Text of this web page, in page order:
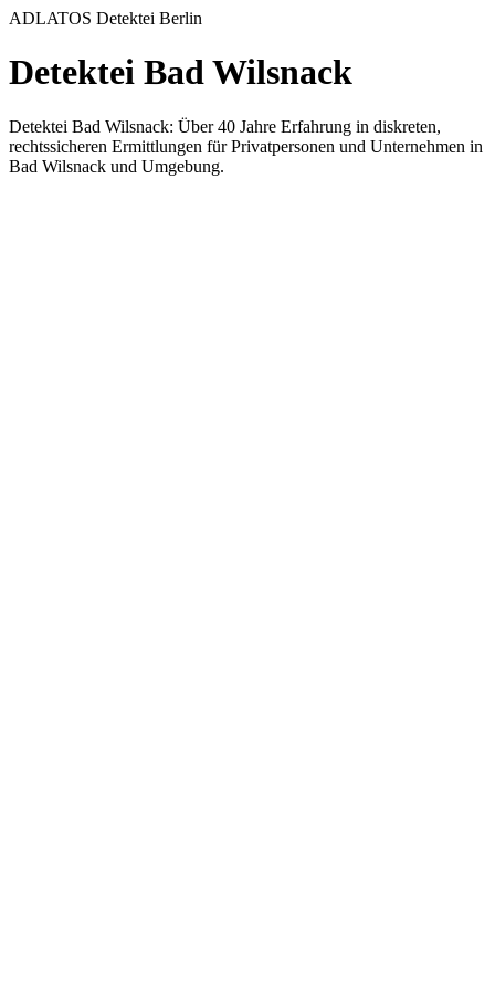
ADLATOS Detektei Berlin
Detektei Bad Wilsnack
Detektei Bad Wilsnack: Über 40 Jahre Erfahrung in diskreten,
rechtssicheren Ermittlungen für Privatpersonen und Unternehmen in
Bad Wilsnack und Umgebung.